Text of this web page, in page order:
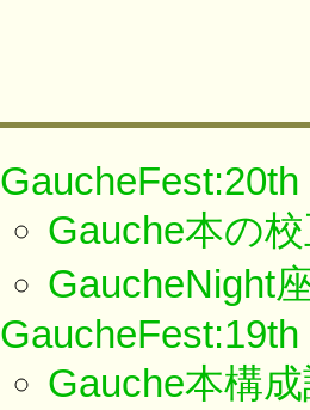
GaucheFest:20th
Gauche本の
GaucheNight
GaucheFest:19th
Gauche本構